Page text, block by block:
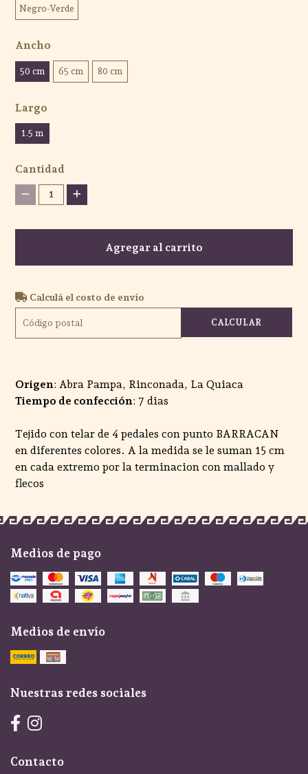
Negro-Verde
Ancho
50 cm 65 cm 80 cm
Largo
1.5 m
Cantidad
1
Agregar al carrito
Calculá el costo de envío
CALCULAR
Origen: Abra Pampa, Rinconada, La Quiaca
Tiempo de confección: 7 dias
Tejido con telar de 4 pedales con punto BARRACAN
en diferentes colores. A la medida se le suman 15 cm
en cada extremo por la terminacion con mallado y
flecos
Medios de pago
Medios de envío
Nuestras redes sociales
Contacto